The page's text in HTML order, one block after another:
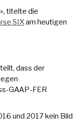
titelte die
SIXam heutigen
dass der
GAAP-FER
und 2017 kein Bild